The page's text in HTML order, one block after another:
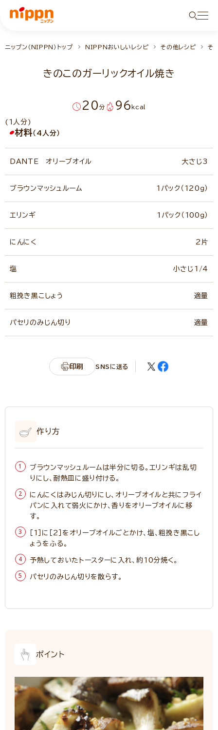
ニップン（NIPPN）トップ NIPPNおいしいレシピ その他レシピ そ
きのこのガーリックオイル焼き
20 分 96kcal
(1人分)
材料（4人分）
DANTE オリーブオイル 大さじ3
ブラウンマッシュルーム 1パック（120ｇ）
エリンギ 1パック（100ｇ）
にんにく 2片
塩 小さじ1/4
粗挽き黒こしょう 適量
パセリのみじん切り 適量
印刷 SNSに送る
作り方
ブラウンマッシュルームは半分に切る。エリンギは乱切
りにし、耐熱皿に盛り付ける。
にんにくはみじん切りにし、オリーブオイルと共にフライ
パンに入れて弱火にかけ、香りをオリーブオイルに移
す。
［1］に［2］をオリーブオイルごとかけ、塩、粗挽き黒こし
ょうをふる。
予熱しておいたトースターに入れ、約10分焼く。
パセリのみじん切りを散らす。
ポイント